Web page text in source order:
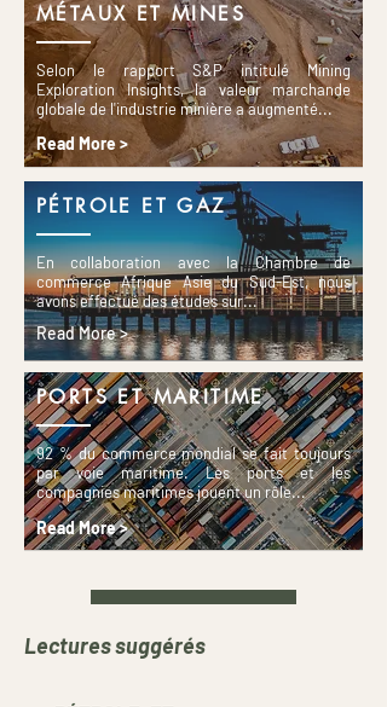
MÉTAUX ET MINES
Selon le rapport S&P intitulé Mining
Exploration Insights, la valeur marchande
globale de l'industrie minière a augmenté...
Read More >
PÉTROLE ET GAZ
En collaboration avec la Chambre de
commerce Afrique Asie du Sud-Est, nous
avons effectué des études sur...
Read More >
PORTS ET MARITIME
92 % du commerce mondial se fait toujours
par voie maritime. Les ports et les
compagnies maritimes jouent un rôle...
Read More >
Lectures suggérés